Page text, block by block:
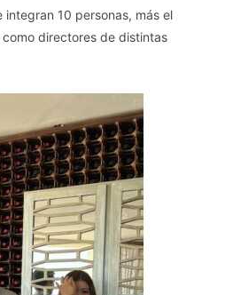
10 personas, más el
directores de distintas